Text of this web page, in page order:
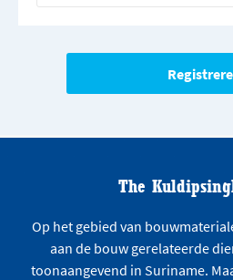
The
Op het gebied van
aan de bouw gerelateerde
toonaangevend in Suriname.